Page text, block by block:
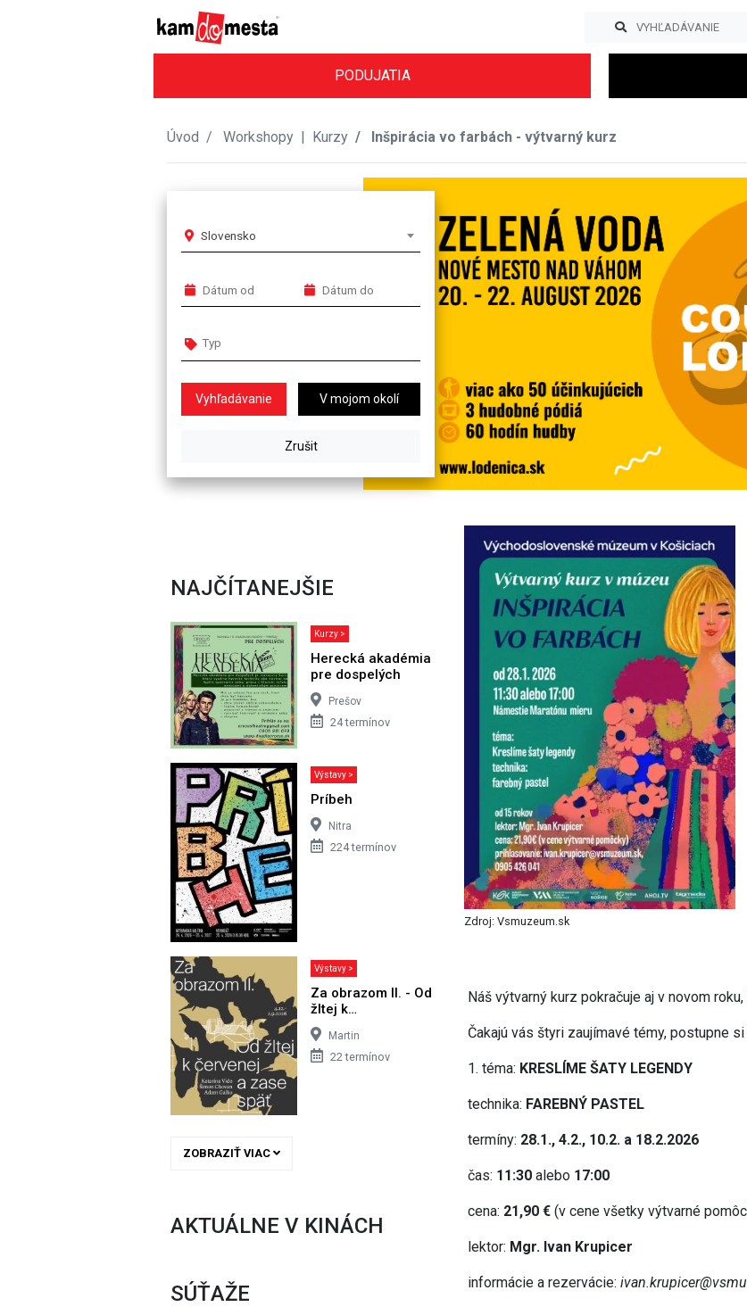
PODUJATIA
Úvod Workshopy | Kurzy Inšpirácia vo farbách - výtvarný kurz
Slovensko
V mojom okolí
NAJČÍTANEJŠIE
Kurzy >
Herecká akadémia
pre dospelých
Prešov
24 termínov
Výstavy >
Príbeh
Nitra
224 termínov
Výstavy >
Za obrazom II. - Od
žltej k…
Martin
22 termínov
ZOBRAZIŤ VIAC
AKTUÁLNE V KINÁCH
SÚŤAŽE
Zdroj: Vsmuzeum.sk
Náš výtvarný kurz pokračuje aj v novom
Čakajú vás štyri zaujímavé témy, postupne
1. téma: KRESLÍME ŠATY LEGENDY
technika: FAREBNÝ PASTEL
termíny: 28.1., 4.2., 10.2. a 18.2.2026
čas: 11:30 alebo 17:00
cena: 21,90 € (v cene všetky výtvarné
lektor: Mgr. Ivan Krupicer
informácie a rezervácie: